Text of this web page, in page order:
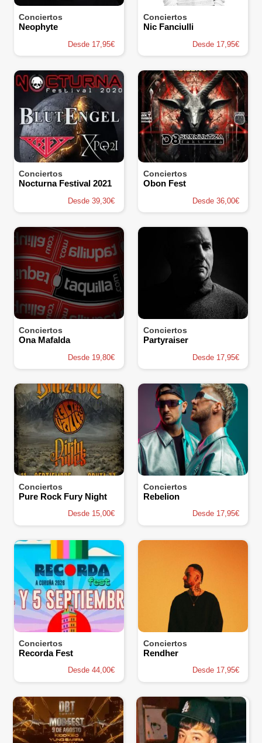
Conciertos
Neophyte
Desde 17,95€
Conciertos
Nic Fanciulli
Desde 17,95€
Conciertos
Nocturna Festival 2021
Desde 39,30€
Conciertos
Obon Fest
Desde 36,00€
Conciertos
Ona Mafalda
Desde 19,80€
Conciertos
Partyraiser
Desde 17,95€
Conciertos
Pure Rock Fury Night
Desde 15,00€
Conciertos
Rebelion
Desde 17,95€
Conciertos
Recorda Fest
Desde 44,00€
Conciertos
Rendher
Desde 17,95€